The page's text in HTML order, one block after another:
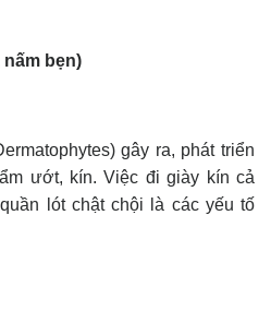
nấm bẹn)
gây ra, phát triển
ướt, kín. Việc đi giày kín cả
lót chật chội là các yếu tố